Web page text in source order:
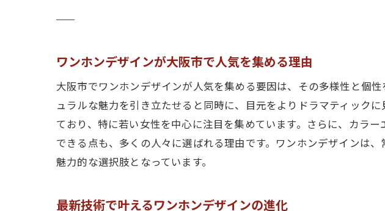
ワンホンデザインに
ワンホンデザイン
トレンドに敏感な
プロフェッショナルが
ワンホンデザインを
ワンホンデザインが大阪市で人気を集める理由
大阪市でワンホンデザインが人気を集める要因は、その多様性と個
ュラルな魅力を引き立たせると同時に、目元をよりドラマティック
ており、特に若い女性を中心に注目を集めています。さらに、カラ
できる点も、多くの人々に選ばれる理由です。ワンホンデザインは
魅力的な選択肢となっています。
最新技術で叶えるワンホンデザインの進化